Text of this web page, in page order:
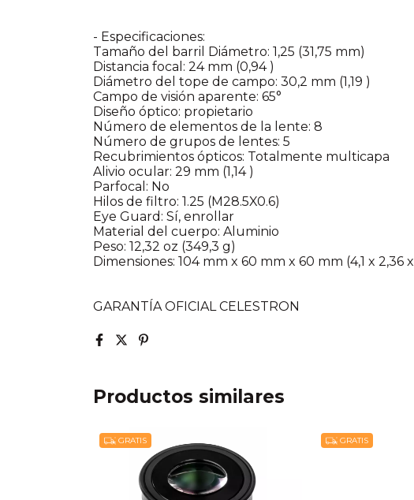
- Especificaciones:
Tamaño del barril Diámetro: 1,25 (31,75 mm)
Distancia focal: 24 mm (0,94 )
Diámetro del tope de campo: 30,2 mm (1,19 )
Campo de visión aparente: 65°
Diseño óptico: propietario
Número de elementos de la lente: 8
Número de grupos de lentes: 5
Recubrimientos ópticos: Totalmente multicapa
Alivio ocular: 29 mm (1,14 )
Parfocal: No
Hilos de filtro: 1.25 (M28.5X0.6)
Eye Guard: Sí, enrollar
Material del cuerpo: Aluminio
Peso: 12,32 oz (349,3 g)
Dimensiones: 104 mm x 60 mm x 60 mm (4,1 x 2,36
GARANTÍA OFICIAL CELESTRON
Productos similares
GRATIS GRATIS